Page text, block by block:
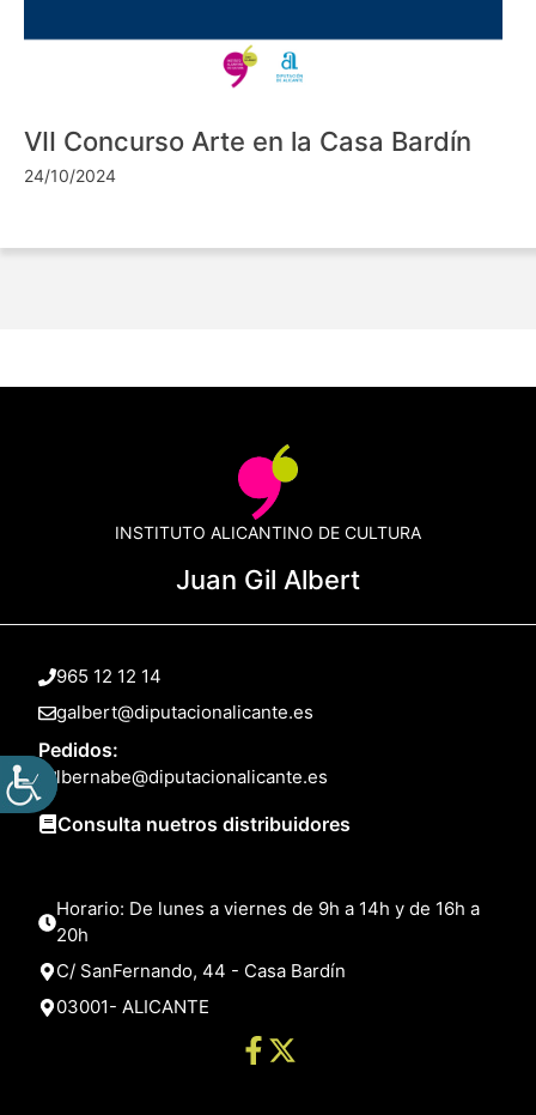
VII Concurso Arte en la Casa Bardín
24/10/2024
INSTITUTO ALICANTINO DE CULTURA
Juan Gil Albert
965 12 12 14
galbert@diputacionalicante.es
Pedidos:
lbernabe@diputacionalicante.es
Consulta nuetros distribuidores
Horario: De lunes a viernes de 9h a 14h y de 16h a
20h
C/ SanFernando, 44 - Casa Bardín
03001- ALICANTE